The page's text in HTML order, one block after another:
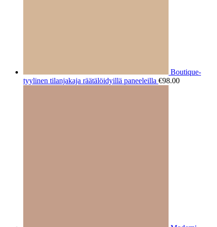
Boutique-
tyylinen tilanjakaja räätälöidyillä paneeleilla €98.00